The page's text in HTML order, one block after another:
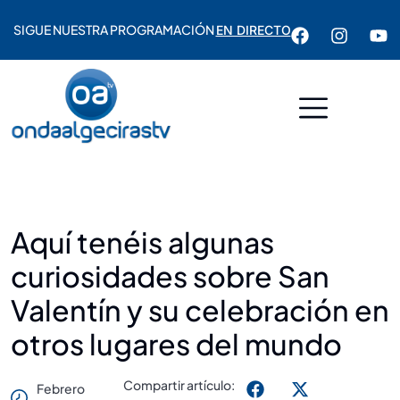
SIGUE NUESTRA PROGRAMACIÓNEN DIRECTO
Aquí tenéis algunas
curiosidades sobre San
Valentín y su celebración en
otros lugares del mundo
Febrero
Compartir artículo: